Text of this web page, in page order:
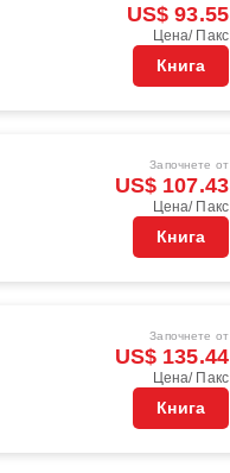
US$ 93.55
Цена/ Пакс
Книга
Започнете от
US$ 107.43
Цена/ Пакс
Книга
Започнете от
US$ 135.44
Цена/ Пакс
Книга